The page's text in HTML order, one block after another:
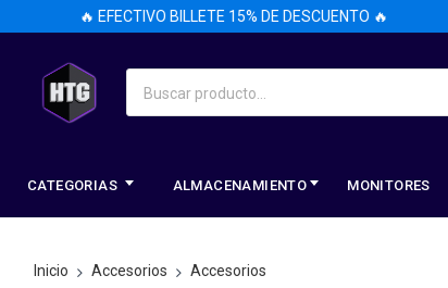
🔥 EFECTIVO BILLETE 15% DE DESCUENTO 🔥
CATEGORIAS ALMACENAMIENTO MONITORES
Inicio Accesorios Accesorios